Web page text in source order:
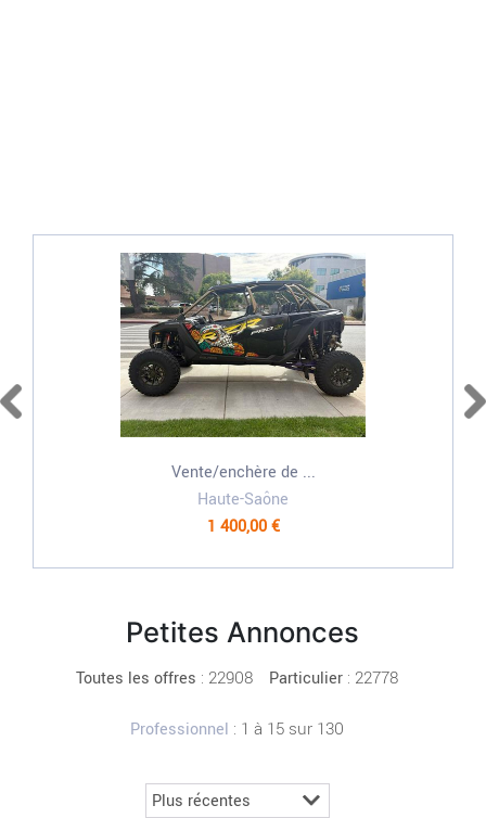
Vente/enchère de ...
Haute-Saône
1 400,00 €
Petites Annonces
Toutes les offres : 22908 Particulier : 22778
Professionnel : 1 à 15 sur 130